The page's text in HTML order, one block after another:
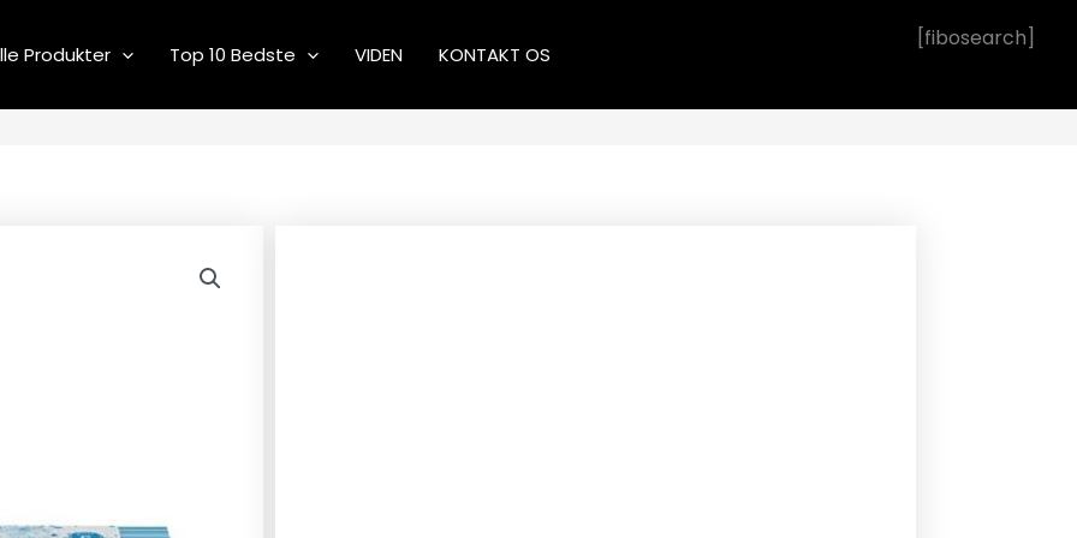
Produkter Top 10 Bedste VIDEN KONTAKT OS
[fibosearch]